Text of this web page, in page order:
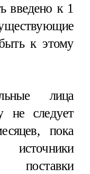
введено к 1
к этому
лица
не следует
пока
источники